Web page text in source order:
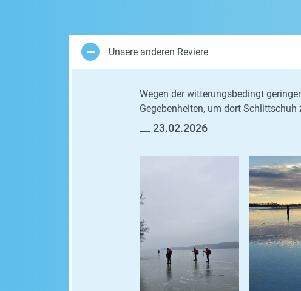
Unsere anderen Reviere
Wegen der witterungsbedingt
Gegebenheiten, um dort Schlittschuh
23.02.2026